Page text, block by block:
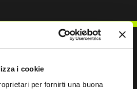
i cookie
per fornirti una buona
SCHREIBEN SIE UNS